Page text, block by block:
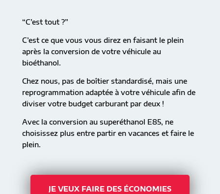
“C’est tout ?”
C’est ce que vous vous direz en faisant le plein
après la conversion de votre véhicule au
bioéthanol.
Chez nous, pas de boîtier standardisé, mais une
reprogrammation adaptée à votre véhicule afin de
diviser votre budget carburant par deux !
Avec la conversion au superéthanol E85, ne
choisissez plus entre partir en vacances et faire le
plein.
JE VEUX FAIRE DES ÉCONOMIES